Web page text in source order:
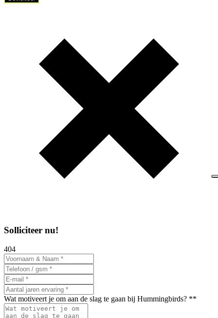
Solliciteer nu!
404
Wat motiveert je om aan de slag te gaan bij Hummingbirds? **